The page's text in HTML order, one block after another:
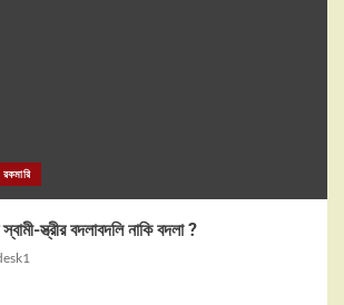
রকমারি
স্ত্রীর বদলাবদলি নাকি বদলা ?